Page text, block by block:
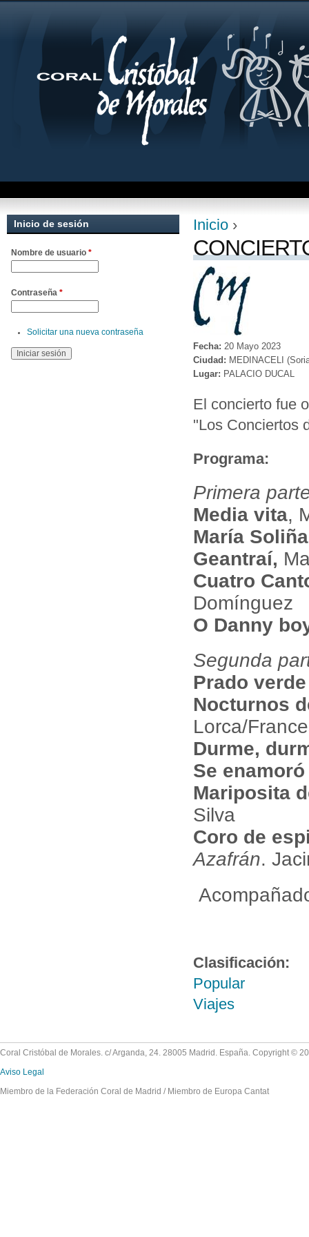
Se encuentra
Inicio ›
Fecha: 20 Mayo 2023
Ciudad: MEDINACELI
Lugar: PALACIO DUCAL
El concierto fue
"Los Conciertos
Programa:
Primera
Media vita,
María Soliña
Geantraí,
Cuatro
Domínguez
O Danny
Segunda
Prado
Nocturnos
Lorca/
Durme,
Se
Mariposita
Silva
Coro de
Azafrán.
Clasificación:
Popular
Viajes
Inicio de sesión
Nombre de usuario *
Contraseña *
Solicitar una nueva contraseña
Coral Cristóbal de Morales. c/ Arganda, 24. 28005 Madrid. España. Copyright ©
Aviso Legal
Miembro de la Federación Coral de Madrid / Miembro de Europa Cantat